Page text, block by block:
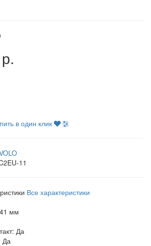
в один клик
11
Все характеристики
мм
Да
Да